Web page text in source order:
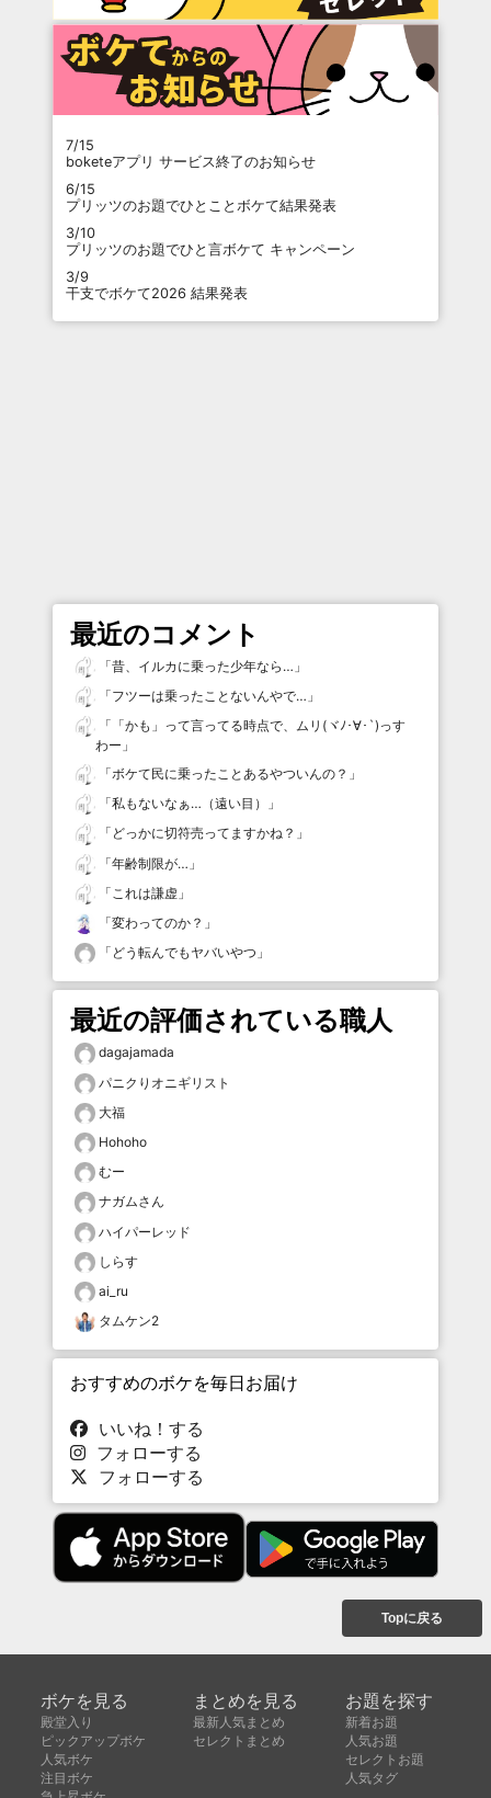
7/15
boketeアプリ サービス終了のお知らせ
6/15
プリッツのお題でひとことボケて結果発表
3/10
プリッツのお題でひと言ボケて キャンペーン
3/9
干支でボケて2026 結果発表
最近のコメント
「昔、イルカに乗った少年なら… 」
「フツーは乗ったことないんやで… 」
「 「かも」って言ってる時点で、ムリ(ヾﾉ･∀･`)っす
わー 」
「ボケて民に乗ったことあるやついんの？ 」
「私もないなぁ…（遠い目）
」
「 どっかに切符売ってますかね？ 」
「年齢制限が… 」
「 これは謙虚 」
「変わってのか？ 」
「 どう転んでもヤバいやつ 」
最近の評価されている職人
dagajamada
パニクりオニギリスト
大福
Hohoho
むー
ナガムさん
ハイパーレッド
しらす
ai_ru
タムケン2
おすすめのボケを毎日お届け
いいね！する
フォローする
フォローする
Topに戻る
ボケを見る
殿堂入り
ピックアップボケ
人気ボケ
注目ボケ
まとめを見る
最新人気まとめ
セレクトまとめ
お題を探す
新着お題
人気お題
セレクトお題
人気タグ